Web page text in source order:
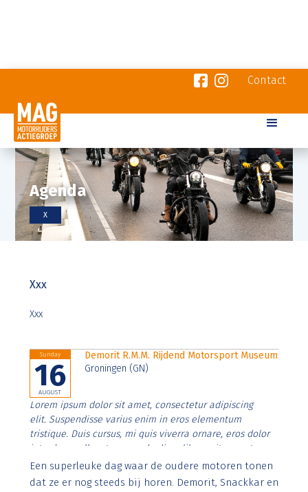
Contact
Agenda
X
Xxx
Xxx
Sunday
16
AUGUST
Demorit R.M.M. Rijdend Motorsport Museum
Groningen (GN)
Lorem ipsum dolor sit amet, consectetur adipiscing
elit. Suspendisse varius enim in eros elementum
tristique. Duis cursus, mi quis viverra ornare, eros dolor
interdum nulla, ut commodo diam libero vitae erat.
Aenean faucibus nibh et justo cursus id rutrum lorem
imperdiet. Nunc ut sem vitae risus tristique posuere.
Een superleuke dag waar de oudere motoren tonen
dat ze er nog steeds bij horen. Demorit, Snackkar en